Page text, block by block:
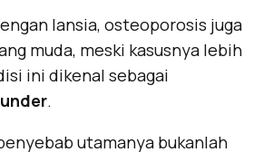
lansia, osteoporosis juga
muda, meski kasusnya lebih
ini dikenal sebagai
.
utamanya bukanlah